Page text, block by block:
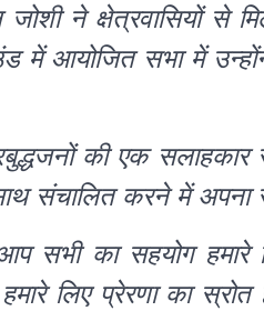
ने क्षेत्रवासियों से
में आयोजित सभा में
की एक सलाहकार
संचालित करने में
सभी का सहयोग हमारे
लिए प्रेरणा का